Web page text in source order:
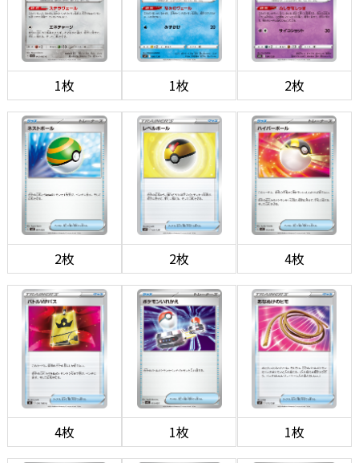
1枚 1枚 2枚
2枚 2枚 4枚
4枚 1枚 1枚